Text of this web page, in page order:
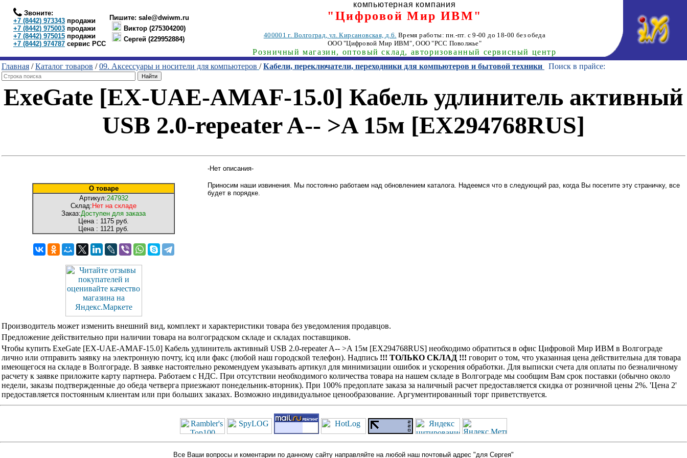
Звоните:
+7 (8442) 973343 продажи
+7 (8442) 975003 продажи
+7 (8442) 975015 продажи
+7 (8442) 974787 сервис РСС
Пишите: sale@dwiwm.ru
Виктор (275304200)
Сергей (229952884)
компьютерная компания
"Цифровой Мир ИВМ"
400001г. Волгоград, ул. Кирсановская, д.6. Время работы: пн.-пт. с 9-00 до 18-00 без обеда
ООО "Цифровой Мир ИВМ", ООО "РСС Поволжье"
Розничный магазин, оптовый склад, авторизованный сервисный центр
Главная /Каталог товаров /09. Аксессуары и носители для компьютеров /Кабели, переключатели, переходники для компьютеров и бытовой техники Поиск в прайсе:
ExeGate [EX-UAE-AMAF-15.0] Кабель удлинитель активный
USB 2.0-repeater A-- >A 15м [EX294768RUS]
О товаре
Артикул:247932
Склад: Нет на складе
Заказ:Доступен для заказа
Цена : 1175 руб.
Цена : 1121 руб.
-Нет описания-
Приносим наши извинения. Мы постоянно работаем над обновлением каталога. Надеемся что в следующий раз, когда Вы посетите эту страничку, все
будет в порядке.
Производитель может изменить внешний вид, комплект и характеристики товара без уведомления продавцов.
Предложение действительно при наличии товара на волгоградском складе и складах поставщиков.
Чтобы купить ExeGate [EX-UAE-AMAF-15.0] Кабель удлинитель активный USB 2.0-repeater A-- >A 15м [EX294768RUS] необходимо обратиться в офис Цифровой Мир ИВМ в Волгограде
лично или отправить заявку на электронную почту, icq или факс (любой наш городской телефон). Надпись !!! ТОЛЬКО СКЛАД !!! говорит о том, что указанная цена действительна для товара
имеющегося на складе в Волгограде. В заявке настоятельно рекомендуем указывать артикул для минимизации ошибок и ускорения обработки. Для выписки счета для оплаты по безналичному
расчету к заявке приложите карту партнера. Работаем с НДС. При отсутствии необходимого количества товара на нашем складе в Волгограде мы сообщим Вам срок поставки (обычно около
недели, заказы подтвержденные до обеда четверга приезжают понедельник-вторник). При 100% предоплате заказа за наличный расчет предоставляется скидка от розничной цены 2%. 'Цена 2'
предоставляется постоянным клиентам или при больших заказах. Возможно индивидуальное ценообразование. Аргументированный торг приветствуется.
Все Ваши вопросы и коментарии по данному сайту направляйте на любой наш почтовый адрес "для Сергея"